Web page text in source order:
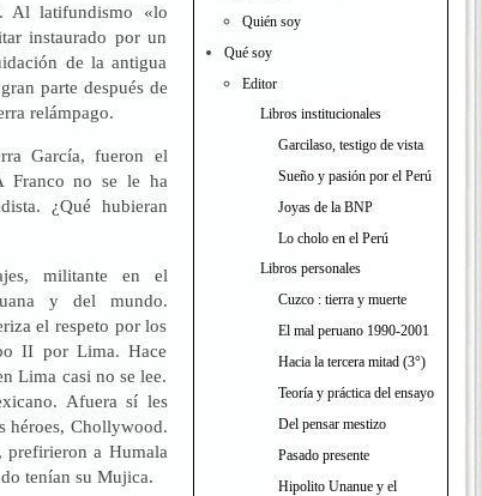
Al latifundismo «lo
instaurado por un
de la antigua
parte después de
relámpago.
García, fueron el
Franco no se le ha
¿Qué hubieran
militante en el
y del mundo.
el respeto por los
II por Lima. Hace
Lima casi no se lee.
Afuera sí les
héroes, Chollywood.
prefirieron a Humala
tenían su Mujica.
Quién soy
Qué soy
Editor
Libros institucionales
Garcilaso, testigo de vista
Sueño y pasión por el Perú
Joyas de la BNP
Lo cholo en el Perú
Libros personales
Cuzco : tierra y muerte
El mal peruano 1990-2001
Hacia la tercera mitad (3°)
Teoría y práctica del ensayo
Del pensar mestizo
Pasado presente
Hipolito Unanue y el